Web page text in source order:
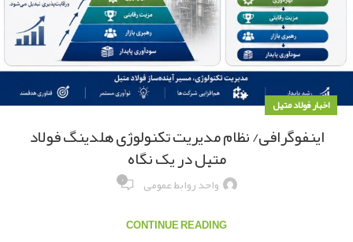
اخبار فولاد متیل
اینفوگرافی/ نظام مدیریت تکنولوژی هلدینگ فولاد
متیل در یک نگاه
واحد روابط عمومی ۰
CONTINUE READING